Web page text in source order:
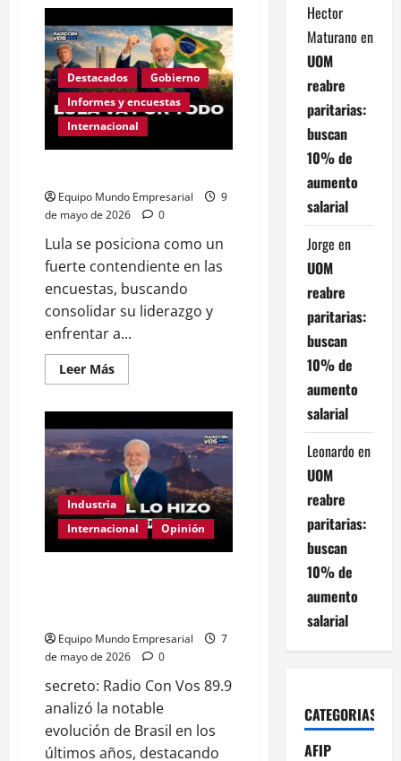
inflación
invencible»
Por
Alejandro
Bercovich
Destacados
Gobierno
Informes y encuestas
Internacional
Equipo Mundo Empresarial
9
de mayo de 2026
0
Lula se posiciona como un
fuerte contendiente en las
encuestas, buscando
consolidar su liderazgo y
enfrentar a...
Leer MásLeer
más
va
por
todo
Industria
Internacional
Opinión
Equipo Mundo Empresarial
7
de mayo de 2026
0
secreto: Radio Con Vos 89.9
analizó la notable
evolución de Brasil en los
últimos años, destacando
Hector
Maturano en
UOM
reabre
paritarias:
buscan
10% de
aumento
salarial
Jorge en
UOM
reabre
paritarias:
buscan
10% de
aumento
salarial
Leonardo en
UOM
reabre
paritarias:
buscan
10% de
aumento
salarial
CATEGORIAS
AFIP